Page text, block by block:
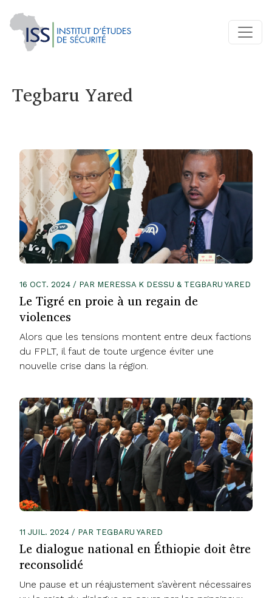
Tegbaru Yared
16 OCT. 2024 / PAR MERESSA K DESSU & TEGBARU YARED
Le Tigré en proie à un regain de
violences
Alors que les tensions montent entre deux factions
du FPLT, il faut de toute urgence éviter une
nouvelle crise dans la région.
11 JUIL. 2024 / PAR TEGBARU YARED
Le dialogue national en Éthiopie doit être
reconsolidé
Une pause et un réajustement s’avèrent nécessaires